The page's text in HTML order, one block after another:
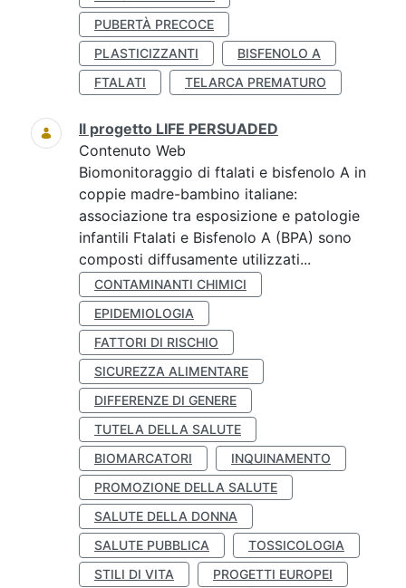
PUBERTÀ PRECOCE
PLASTICIZZANTI
BISFENOLO A
FTALATI
TELARCA PREMATURO
Il progetto LIFE PERSUADED
Contenuto Web
Biomonitoraggio di ftalati e bisfenolo A in
coppie madre-bambino italiane:
associazione tra esposizione e patologie
infantili Ftalati e Bisfenolo A (BPA) sono
composti diffusamente utilizzati...
CONTAMINANTI CHIMICI
EPIDEMIOLOGIA
FATTORI DI RISCHIO
SICUREZZA ALIMENTARE
DIFFERENZE DI GENERE
TUTELA DELLA SALUTE
BIOMARCATORI
INQUINAMENTO
PROMOZIONE DELLA SALUTE
SALUTE DELLA DONNA
SALUTE PUBBLICA
TOSSICOLOGIA
STILI DI VITA
PROGETTI EUROPEI